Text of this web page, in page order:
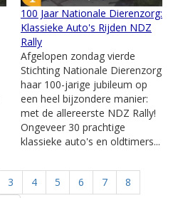
100 Jaar Nationale Dierenzorg:
Klassieke Auto's Rijden NDZ
Rally
Afgelopen zondag vierde
Stichting Nationale Dierenzorg
haar 100-jarige jubileum op
een heel bijzondere manier:
met de allereerste NDZ Rally!
Ongeveer 30 prachtige
klassieke auto's en oldtimers...
3 4 5 6 7
8